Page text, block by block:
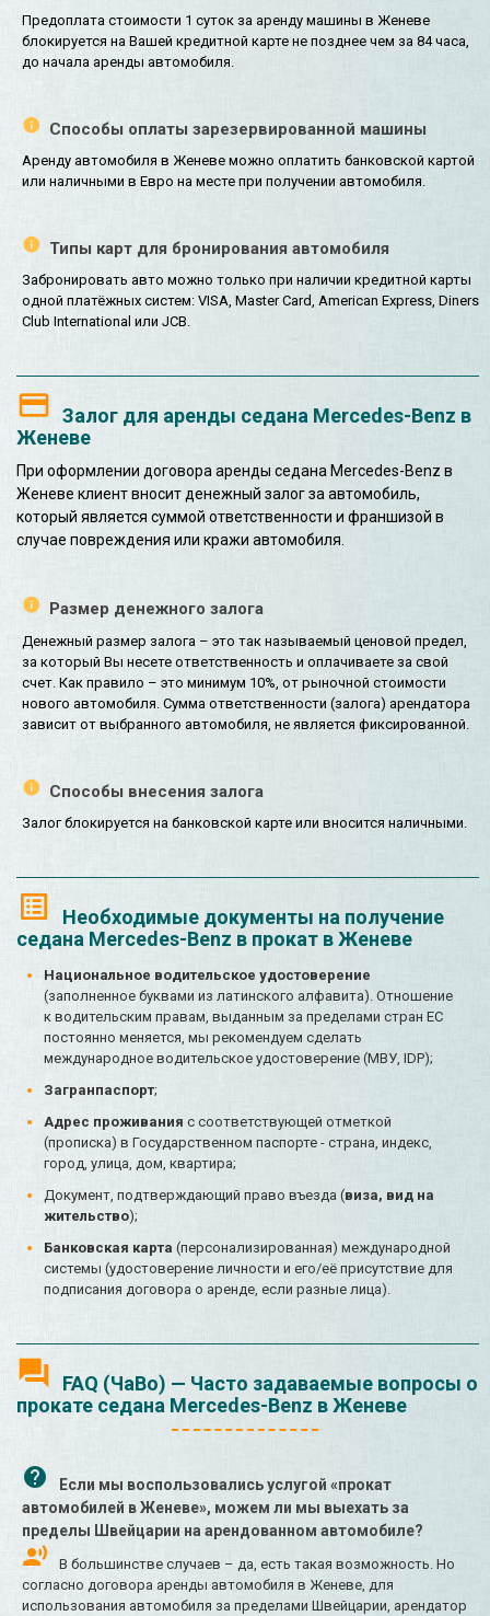
Предоплата стоимости 1 суток за аренду машины в Женеве
блокируется на Вашей кредитной карте не позднее чем за 84 часа,
до начала аренды автомобиля.
Способы оплаты зарезервированной машины
Аренду автомобиля в Женеве можно оплатить банковской картой
или наличными в Евро на месте при получении автомобиля.
Типы карт для бронирования автомобиля
Забронировать авто можно только при наличии кредитной карты
одной платёжных систем: VISA, Master Card, American Express, Diners
Club International или JCB.
Залог для аренды седана Mercedes-Benz в
Женеве
При оформлении договора аренды седана Mercedes-Benz в
Женеве клиент вносит денежный залог за автомобиль,
который является суммой ответственности и франшизой в
случае повреждения или кражи автомобиля.
Размер денежного залога
Денежный размер залога – это так называемый ценовой предел,
за который Вы несете ответственность и оплачиваете за свой
счет. Как правило – это минимум 10%, от рыночной стоимости
нового автомобиля. Сумма ответственности (залога) арендатора
зависит от выбранного автомобиля, не является фиксированной.
Способы внесения залога
Залог блокируется на банковской карте или вносится наличными.
Необходимые документы на получение
седана Mercedes-Benz в прокат в Женеве
Национальное водительское удостоверение
(заполненное буквами из латинского алфавита). Отношение
к водительским правам, выданным за пределами стран ЕС
постоянно меняется, мы рекомендуем сделать
международное водительское удостоверение (МВУ, IDP);
Загранпаспорт;
Адрес проживания с соответствующей отметкой
(прописка) в Государственном паспорте - страна, индекс,
город, улица, дом, квартира;
Документ, подтверждающий право въезда (виза, вид на
жительство);
Банковская карта (персонализированная) международной
системы (удостоверение личности и его/её присутствие для
подписания договора о аренде, если разные лица).
FAQ (ЧаВо) — Часто задаваемые вопросы о
прокате седана Mercedes-Benz в Женеве
Если мы воспользовались услугой «прокат
автомобилей в Женеве», можем ли мы выехать за
пределы Швейцарии на арендованном автомобиле?
В большинстве случаев – да, есть такая возможность. Но
согласно договора аренды автомобиля в Женеве, для
использования автомобиля за пределами Швейцарии, арендатор